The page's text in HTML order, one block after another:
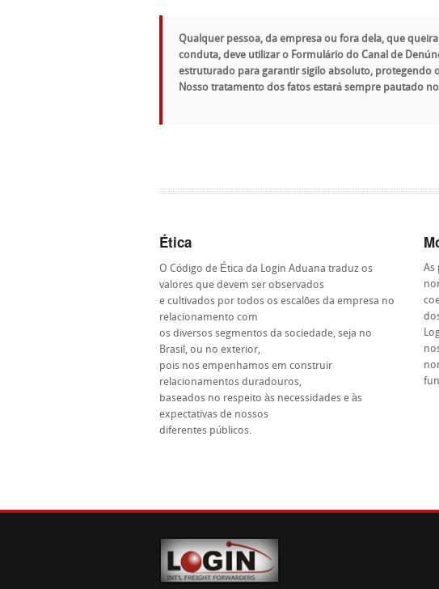
Qualquer pessoa, da empresa ou fora dela, que
conduta, deve utilizar o Formulário do Canal de
estruturado para garantir sigilo absoluto, protegendo
Nosso tratamento dos fatos estará sempre pautado
Ética
O Código de Ética da Login Aduana traduz os
valores que devem ser observados
e cultivados por todos os escalões da empresa no
relacionamento com
os diversos segmentos da sociedade, seja no
Brasil, ou no exterior,
pois nos empenhamos em construir
relacionamentos duradouros,
baseados no respeito às necessidades e às
expectativas de nossos
diferentes públicos.
As